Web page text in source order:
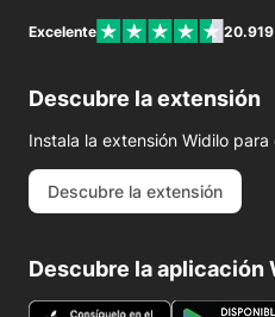
Excelente 20.919
Descubre la extensión
Instala la extensión Widilo
Descubre la extensión
Descubre la aplicación